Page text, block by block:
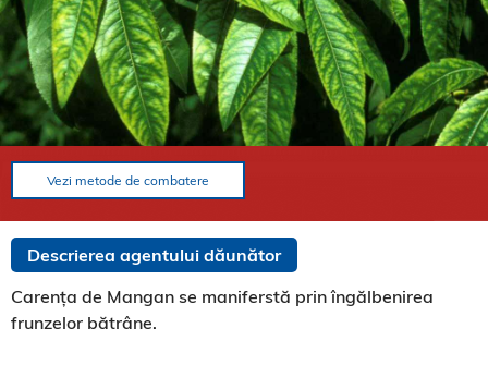
Vezi metode de combatere
Descrierea agentului dăunător
Carența de Mangan se maniferstă prin îngălbenirea
frunzelor bătrâne.